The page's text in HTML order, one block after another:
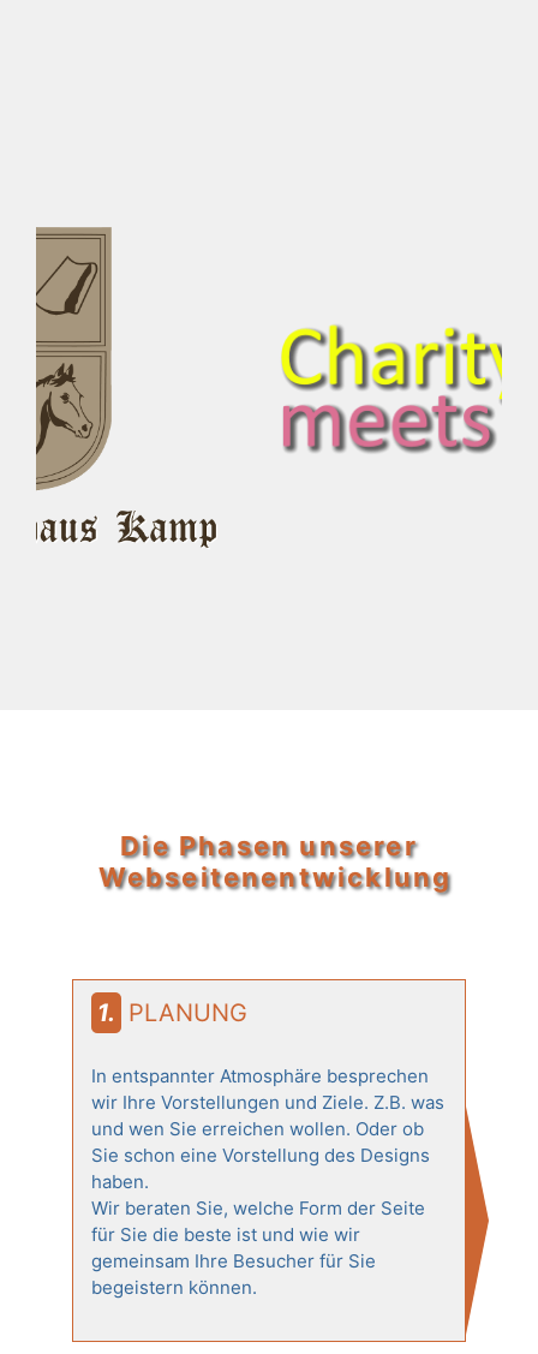
Die Phasen unserer
Webseitenentwicklung
1. PLANUNG
In entspannter Atmosphäre besprechen
wir Ihre Vorstellungen und Ziele. Z.B. was
und wen Sie erreichen wollen. Oder ob
Sie schon eine Vorstellung des Designs
haben.
Wir beraten Sie, welche Form der Seite
für Sie die beste ist und wie wir
gemeinsam Ihre Besucher für Sie
begeistern können.